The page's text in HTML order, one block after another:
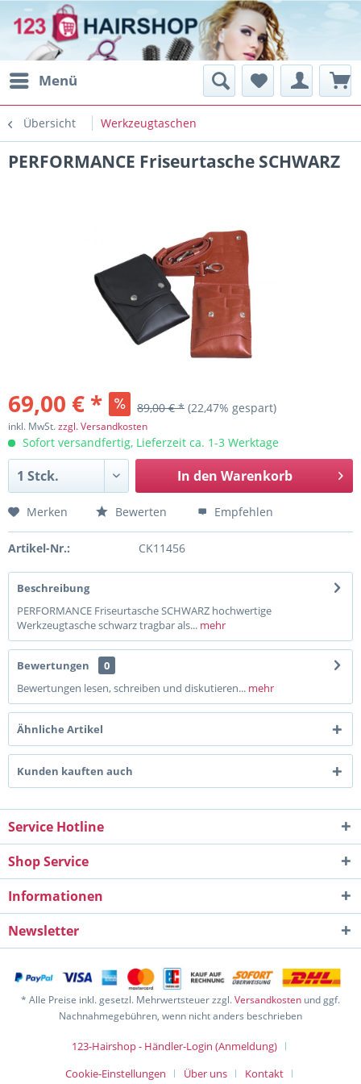
Menü
Übersicht Werkzeugtaschen
PERFORMANCE Friseurtasche SCHWARZ
69,00 € * 89,00 € * (22,47% gespart)
inkl. MwSt.zzgl. Versandkosten
Sofort versandfertig, Lieferzeit ca. 1-3 Werktage
In den Warenkorb
Merken Bewerten Empfehlen
Artikel-Nr.: CK11456
Beschreibung
PERFORMANCE Friseurtasche SCHWARZ hochwertige
Werkzeugtasche schwarz tragbar als... mehr
Bewertungen
0
Bewertungen lesen, schreiben und diskutieren... mehr
Ähnliche Artikel
Kunden kauften auch
Service Hotline
Shop Service
Informationen
Newsletter
* Alle Preise inkl. gesetzl. Mehrwertsteuer zzgl.Versandkosten und ggf.
Nachnahmegebühren, wenn nicht anders beschrieben
123-Hairshop - Händler-Login (Anmeldung)
Cookie-Einstellungen
Über uns Kontakt